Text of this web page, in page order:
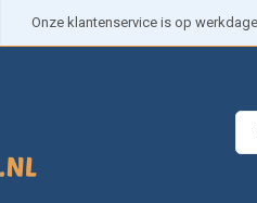
Onze klantenservice is op